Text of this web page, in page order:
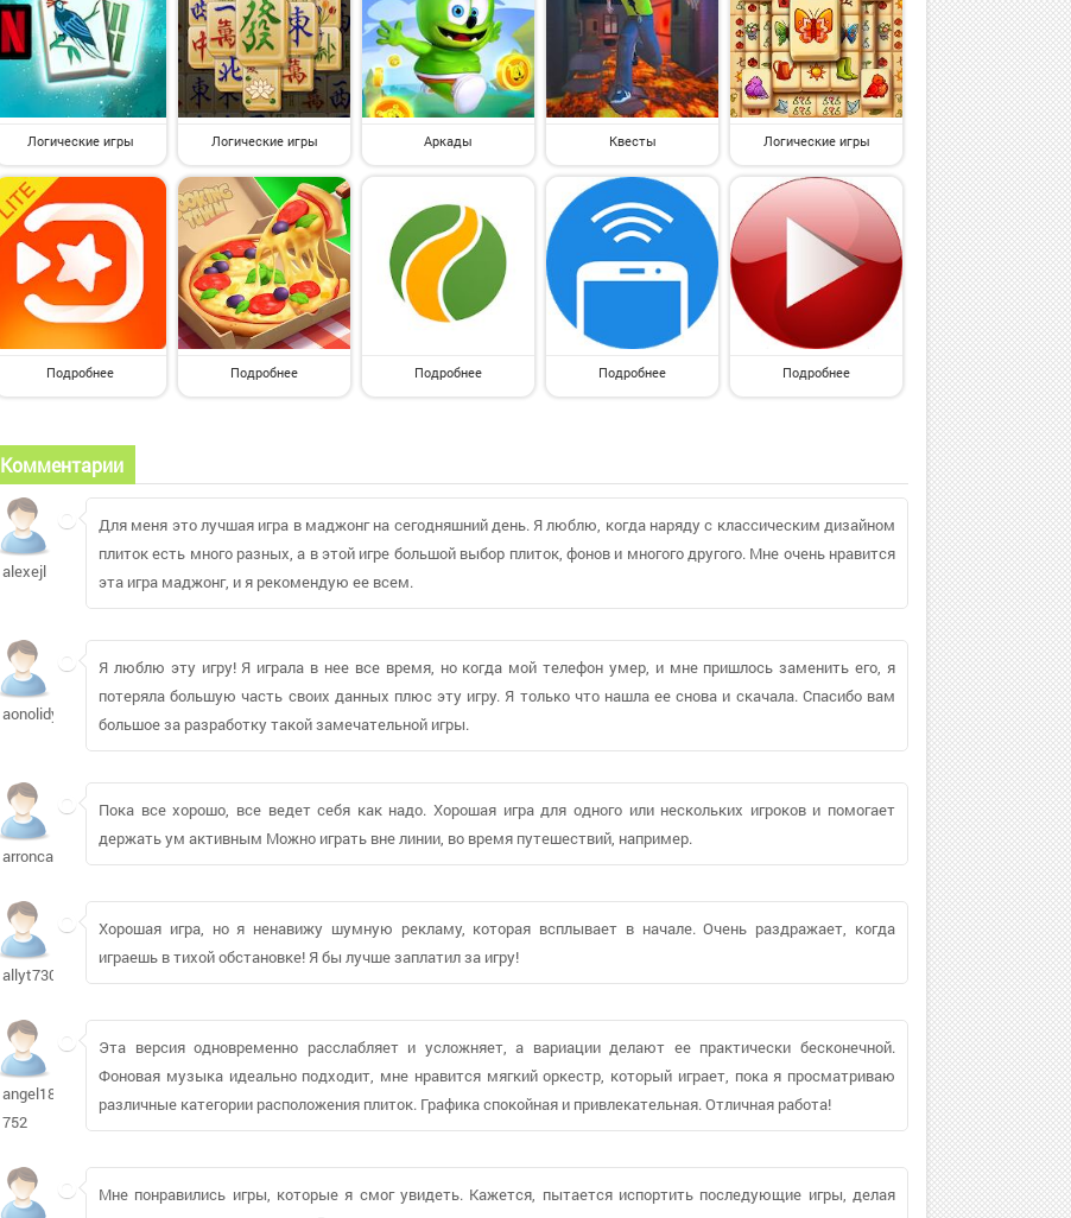
Логические игры Логические игры Аркады Квесты Логические игры
Подробнее Подробнее Подробнее Подробнее Подробнее
Комментарии
alexejl
Для меня это лучшая игра в маджонг на сегодняшний день. Я люблю, когда наряду с классическим дизайном
плиток есть много разных, а в этой игре большой выбор плиток, фонов и многого другого. Мне очень нравится
эта игра маджонг, и я рекомендую ее всем.
aonolidybo979
Я люблю эту игру! Я играла в нее все время, но когда мой телефон умер, и мне пришлось заменить его, я
потеряла большую часть своих данных плюс эту игру. Я только что нашла ее снова и скачала. Спасибо вам
большое за разработку такой замечательной игры.
arroncarl1249
Пока все хорошо, все ведет себя как надо. Хорошая игра для одного или нескольких игроков и помогает
держать ум активным Можно играть вне линии, во время путешествий, например.
allyt730
Хорошая игра, но я ненавижу шумную рекламу, которая всплывает в начале. Очень раздражает, когда
играешь в тихой обстановке! Я бы лучше заплатил за игру!
angel18-
752
Эта версия одновременно расслабляет и усложняет, а вариации делают ее практически бесконечной.
Фоновая музыка идеально подходит, мне нравится мягкий оркестр, который играет, пока я просматриваю
различные категории расположения плиток. Графика спокойная и привлекательная. Отличная работа!
Мне понравились игры, которые я смог увидеть. Кажется, пытается испортить последующие игры, делая